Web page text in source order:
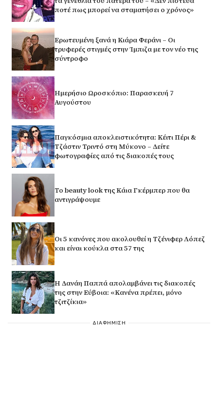
ποτέ πως μπορεί να σταματήσει ο χρόνος»
Ερωτευμένη ξανά η Κιάρα Φεράνι – Οι
τρυφερές στιγμές στην Ίμπιζα με τον νέο της
σύντροφο
Ημερήσιο Ωροσκόπιο: Παρασκευή 7
Αυγούστου
Παγκόσμια αποκλειστικότητα: Κέιτι Πέρι &
Τζάστιν Τριντό στη Μύκονο – Δείτε
φωτογραφίες από τις διακοπές τους
Το beauty look της Κάια Γκέρμπερ που θα
αντιγράψουμε
Οι 5 κανόνες που ακολουθεί η Τζένιφερ Λόπεζ
και είναι κούκλα στα 57 της
Η Δανάη Παππά απολαμβάνει τις διακοπές
της στην Εύβοια: «Κανένα πρέπει, μόνο
τζιτζίκια»
ΔΙΑΦΗΜΙΣΗ